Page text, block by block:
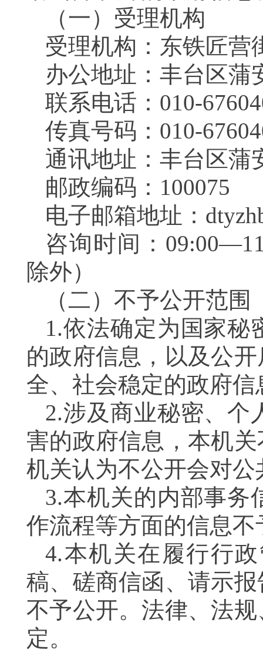
（一）受理机构
受理机构：东铁匠营
办公地址：丰台区蒲
联系电话：010-
传真号码：010-
通讯地址：丰台区蒲
邮政编码：100075
电子邮箱地址：
咨询时间：
除外）
（二）不予公开范围
1.依法确定为国家秘
的政府信息，以及公
全、社会稳定的政府
2.涉及商业秘密、个
害的政府信息，本机
机关认为不公开会对
3.本机关的内部事务
作流程等方面的信息不
4.本机关在履行行
稿、磋商信函、请示
不予公开。法律、法
定。